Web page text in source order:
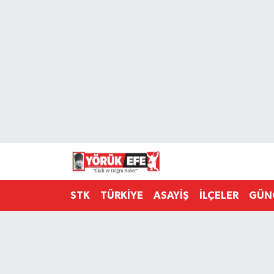
STK TÜRKİYE ASAYİŞ İLÇELER
Süper Lig Puan Durumu ve Fikstür
Tüm Manşetler